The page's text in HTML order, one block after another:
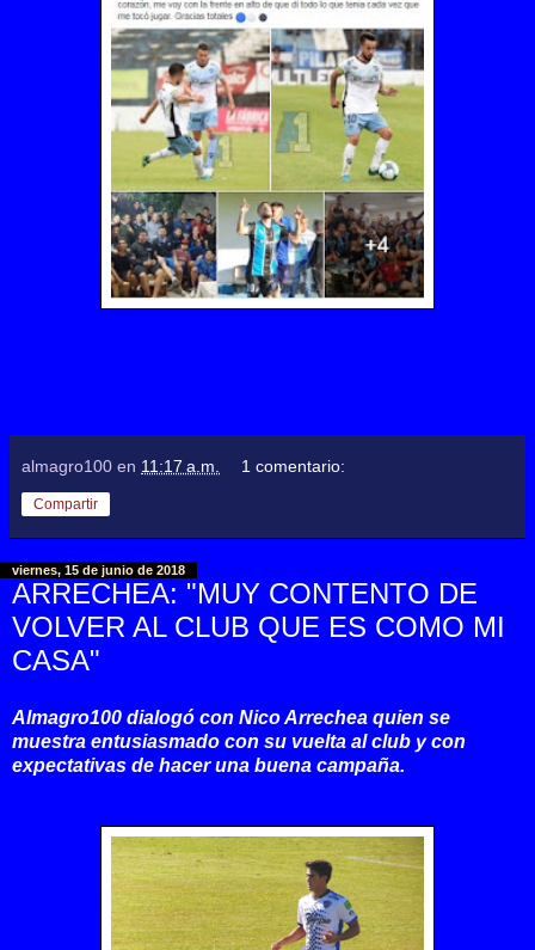
almagro100 en 11:17 a.m. 1 comentario:
Compartir
viernes, 15 de junio de 2018
ARRECHEA: "MUY CONTENTO DE
VOLVER AL CLUB QUE ES COMO MI
CASA"
Almagro100 dialogó con Nico Arrechea quien se
muestra entusiasmado con su vuelta al club y con
expectativas de hacer una buena campaña.